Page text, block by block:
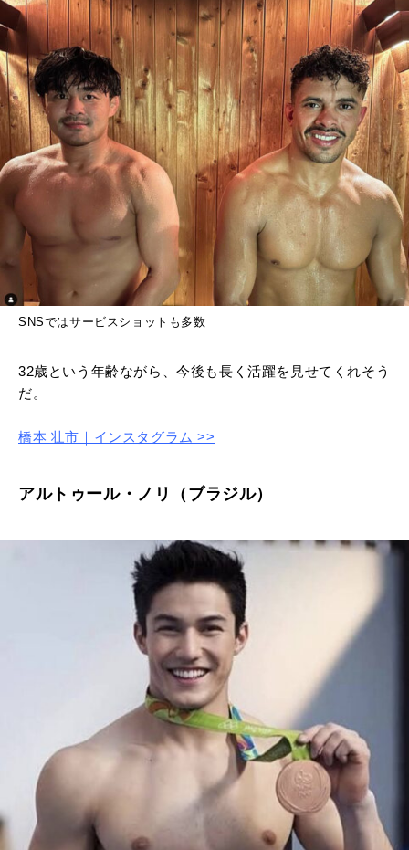
SNSではサービスショットも多数
32歳という年齢ながら、今後も長く活躍を見せてくれそう
だ。
橋本 壮市｜インスタグラム >>
アルトゥール・ノリ（ブラジル）